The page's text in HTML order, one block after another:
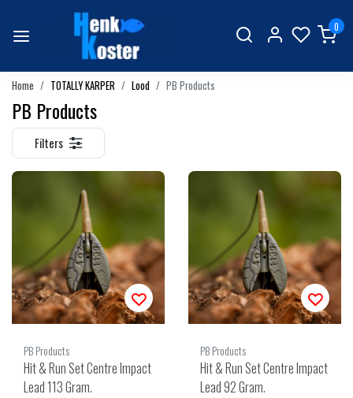
0
Home TOTALLY KARPER Lood PB Products
PB Products
Filters
PB Products
Hit & Run Set Centre Impact
Lead 113 Gram.
PB Products
Hit & Run Set Centre Impact
Lead 92 Gram.